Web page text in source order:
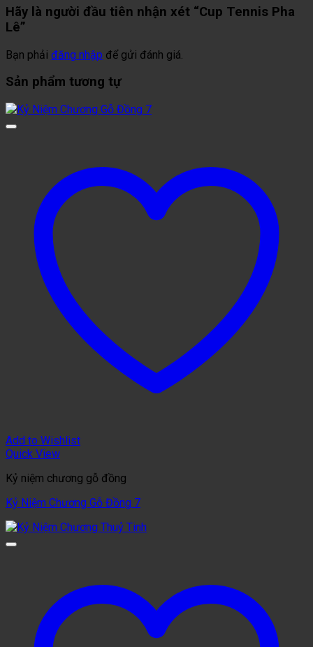
Hãy là người đầu tiên nhận xét “Cup Tennis Pha
Lê”
Bạn phải đăng nhập để gửi đánh giá.
Sản phẩm tương tự
Add to Wishlist
Quick View
Kỷ niệm chương gỗ đồng
Kỷ Niệm Chương Gỗ Đồng 7